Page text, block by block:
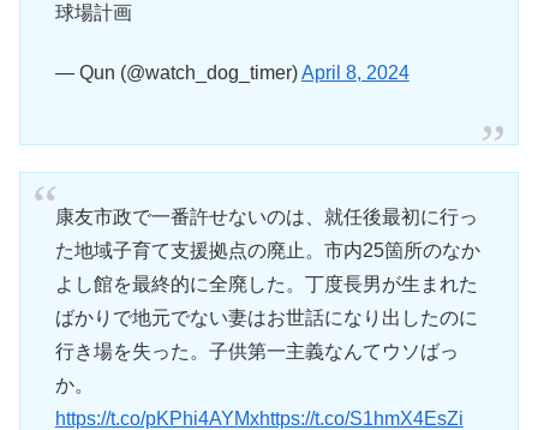
球場計画
— Qun (@watch_dog_timer)April 8, 2024
康友市政で一番許せないのは、就任後最初に行っ
た地域子育て支援拠点の廃止。市内25箇所のなか
よし館を最終的に全廃した。丁度長男が生まれた
ばかりで地元でない妻はお世話になり出したのに
行き場を失った。子供第一主義なんてウソばっ
か。
https://t.co/pKPhi4AYMxhttps://t.co/S1hmX4EsZi